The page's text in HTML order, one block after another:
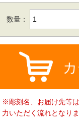
数量：
※彫刻名、お届け先等
力いただく流れとなりま